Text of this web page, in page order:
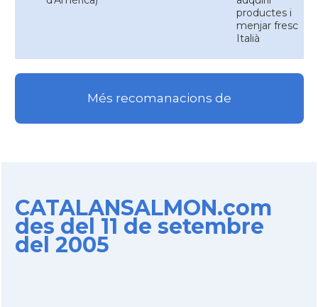
productes i
menjar fresc
Italià
Més recomanacions de
CATALANSALMON.com
des del 11 de setembre
del 2005